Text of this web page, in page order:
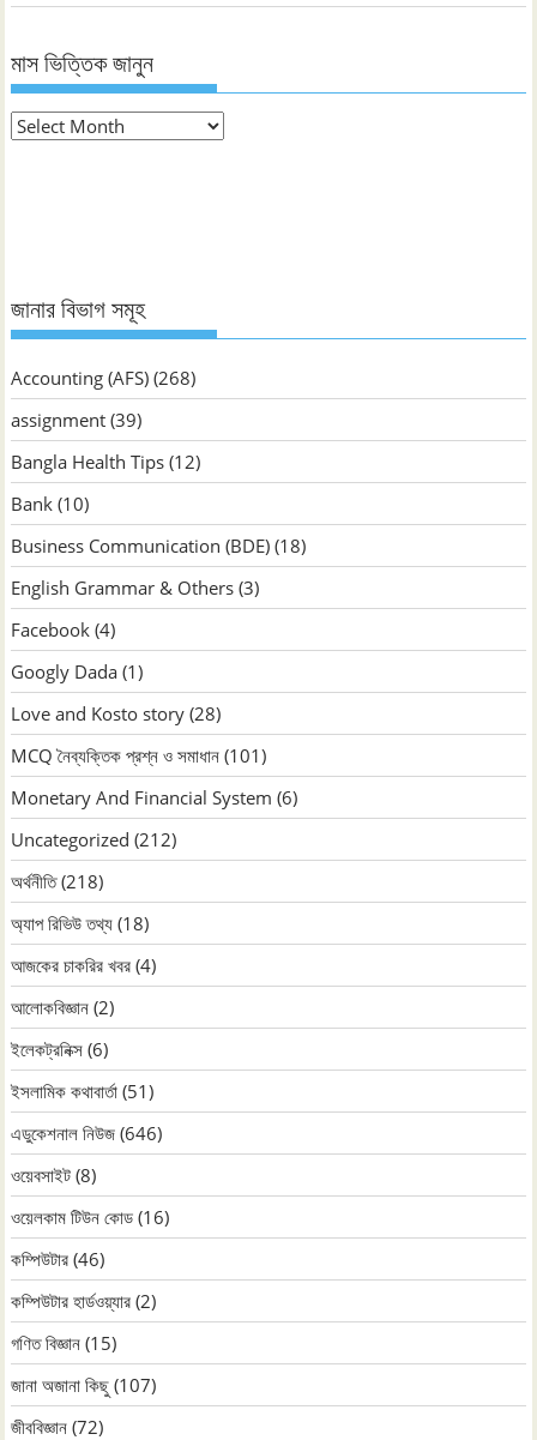
মাস ভিত্তিক জানুন
মাস
জানার বিভাগ সমূহ
Accounting (AFS) (268)
assignment (39)
Bangla Health Tips (12)
Bank (10)
Business Communication (BDE) (18)
English Grammar & Others (3)
Facebook (4)
Googly Dada (1)
Love and Kosto story (28)
MCQ নৈব্যক্তিক প্রশ্ন ও সমাধান (101)
Monetary And Financial System (6)
Uncategorized (212)
অর্থনীতি(218)
অ্যাপ রিভিউ তথ্য (18)
আজকের চাকরির খবর (4)
আলোকবিজ্ঞান (2)
ইলেকট্রনিক্স (6)
ইসলামিক কথাবার্তা (51)
এডুকেশনাল নিউজ (646)
ওয়েবসাইট (8)
ওয়েলকাম টিউন কোড (16)
কম্পিউটার (46)
কম্পিউটার হার্ডওয়্যার (2)
গণিত বিজ্ঞান (15)
জানা অজানা কিছু (107)
জীববিজ্ঞান (72)